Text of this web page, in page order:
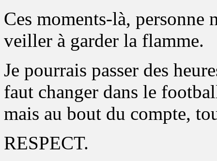
Ces moments-là, personne
veiller à garder la flamme.
Je pourrais passer des
faut changer dans le
mais au bout du compte,
RESPECT.